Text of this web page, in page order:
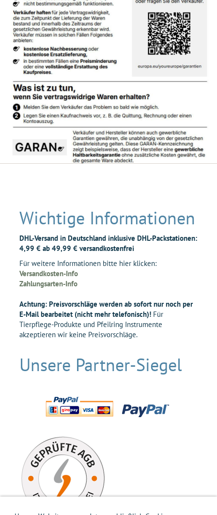
Wichtige Informationen
DHL-Versand in Deutschland inklusive DHL-Packstationen:
4,99 € ab 49,99 € versandkostenfrei
Für weitere Informationen bitte hier klicken:
Versandkosten-Info
Zahlungsarten-Info
Achtung: Preisvorschläge werden ab sofort nur noch per
E-Mail bearbeitet (nicht mehr telefonisch)! Für
Tierpflege-Produkte und Pfeilring Instrumente
akzeptieren wir keine Preisvorschläge.
Unsere Partner-Siegel